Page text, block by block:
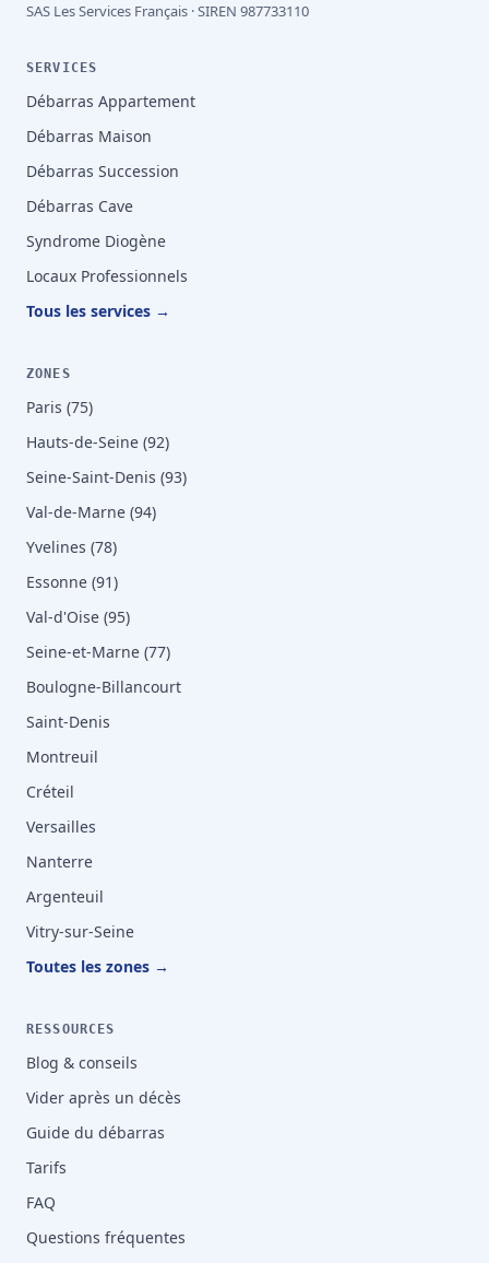
SAS Les Services Français · SIREN 987733110
SERVICES
Débarras Appartement
Débarras Maison
Débarras Succession
Débarras Cave
Syndrome Diogène
Locaux Professionnels
Tous les services →
ZONES
Paris (75)
Hauts-de-Seine (92)
Seine-Saint-Denis (93)
Val-de-Marne (94)
Yvelines (78)
Essonne (91)
Val-d'Oise (95)
Seine-et-Marne (77)
Boulogne-Billancourt
Saint-Denis
Montreuil
Créteil
Versailles
Nanterre
Argenteuil
Vitry-sur-Seine
Toutes les zones →
RESSOURCES
Blog & conseils
Vider après un décès
Guide du débarras
Tarifs
FAQ
Questions fréquentes